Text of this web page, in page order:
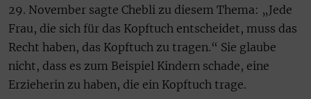
29. November sagte Chebli zu diesem Thema: „Jede
Frau, die sich für das Kopftuch entscheidet, muss das
Recht haben, das Kopftuch zu tragen.“ Sie glaube
nicht, dass es zum Beispiel Kindern schade, eine
Erzieherin zu haben, die ein Kopftuch trage.